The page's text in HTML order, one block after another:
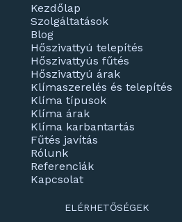
Kezdőlap
Szolgáltatások
Blog
Hőszivattyú telepítés
Hőszivattyús fűtés
Hőszivattyú árak
Klímaszerelés és telepítés
Klíma típusok
Klíma árak
Klíma karbantartás
Fűtés javítás
Rólunk
Referenciák
Kapcsolat
ELÉRHETŐSÉGEK